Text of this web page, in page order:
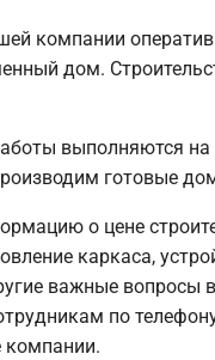
компании
дом.
выполняются на
готовые
о цене
каркаса,
важные вопросы
по
компании.